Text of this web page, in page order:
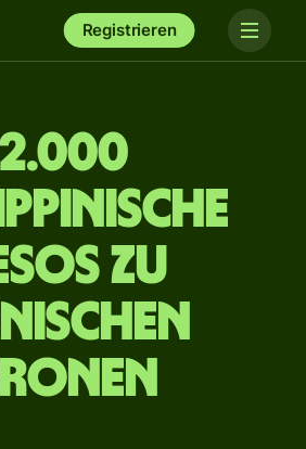
Registrieren
2.000
zu